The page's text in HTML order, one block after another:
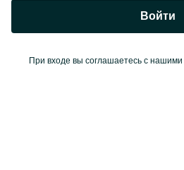
Войти
При входе вы соглашаетесь с нашими